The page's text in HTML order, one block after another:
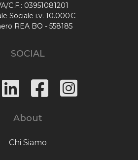
C.F.: 03951081201
Sociale i.v. 10.000€
REA BO - 558185
SOCIAL
About
Chi Siamo